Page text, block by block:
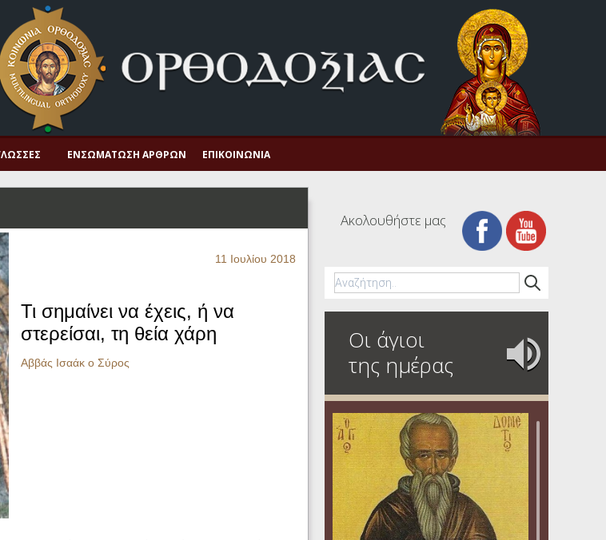
ΕΝΣΩΜΆΤΩΣΗ ΆΡΘΡΩΝ ΕΠΙΚΟΙΝΩΝΊΑ
11 Ιουλίου 2018
Τι σημαίνει να έχεις, ή να
στερείσαι, τη θεία χάρη
Αββάς Ισαάκ ο Σύρος
Ακολουθήστε μας
Οι άγιοι
της ημέρας